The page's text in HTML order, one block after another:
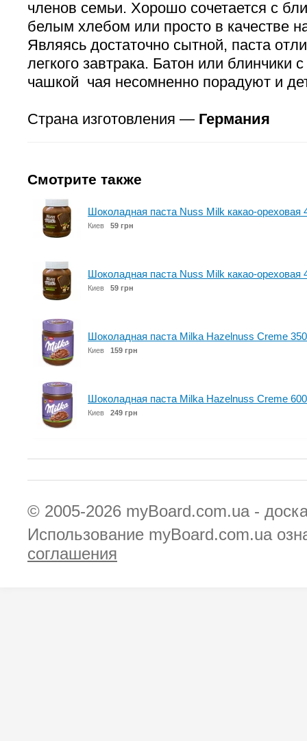
членов семьи. Хорошо сочетается с
белым хлебом или просто в качестве
Являясь достаточно сытной, паста
легкого завтрака. Батон или блинчики
чашкой чая несомненно порадуют и
Страна изготовления — Германия
Смотрите также
Шоколадная паста Nuss Milk какао-ореховая
Киев 59 грн
Шоколадная паста Nuss Milk какао-ореховая
Киев 59 грн
Шоколадная паста Milka Hazelnuss Creme 350
Киев 159 грн
Шоколадная паста Milka Hazelnuss Creme 600
Киев 249 грн
© 2005-2026 myBoard.com.ua -
Использование myBoard.com.ua
соглашения